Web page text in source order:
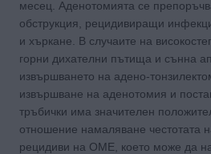
месец. Аденотомията се
обструкция, рецидивиращи
и хъркане. В случаите на
горни дихателни пътища и сънна
извършването на адено-
извършване на аденотомия и
тръбички има значителен
отношение намаляване честотата
рецидиви на OME, което може да